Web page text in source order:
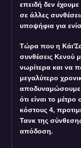
επειδή δεν
σε άλλες
υποψήφια για
Τώρα που η Κάι'Σα
συνθέσεις Κενού
νωρίτερα και να
μεγαλύτερο
αποδυναμώσουμε
ότι είναι το
κόστους 4,
Τανκ της
απόδοση.